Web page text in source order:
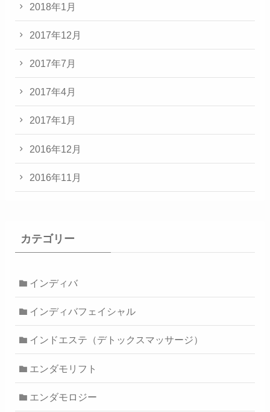
2018年1月
2017年12月
2017年7月
2017年4月
2017年1月
2016年12月
2016年11月
カテゴリー
インディバ
インディバフェイシャル
インドエステ（デトックスマッサージ）
エンダモリフト
エンダモロジー